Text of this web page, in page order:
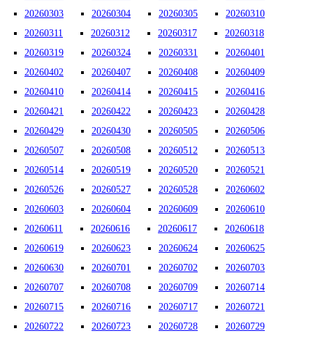
20260303
20260304 20260305
20260310
20260311
20260312 20260317
20260318
20260319
20260324 20260331
20260401
20260402
20260407 20260408
20260409
20260410
20260414 20260415
20260416
20260421
20260422 20260423
20260428
20260429
20260430 20260505
20260506
20260507
20260508 20260512
20260513
20260514
20260519 20260520
20260521
20260526
20260527 20260528
20260602
20260603
20260604 20260609
20260610
20260611
20260616 20260617
20260618
20260619
20260623 20260624
20260625
20260630
20260701 20260702
20260703
20260707
20260708 20260709
20260714
20260715
20260716 20260717
20260721
20260722
20260723 20260728
20260729